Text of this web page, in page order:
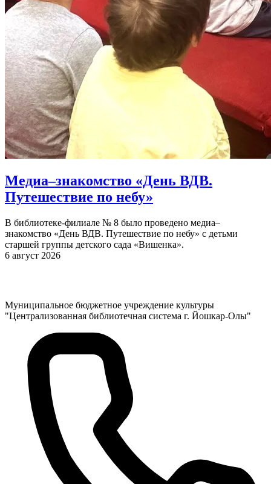
Медиа–знакомство «День ВДВ.
Путешествие по небу»
В библиотеке-филиале № 8 было проведено медиа–
знакомство «День ВДВ. Путешествие по небу» с детьми
старшей группы детского сада «Вишенка».
6 август 2026
Муниципальное бюджетное учреждение культуры
"Централизованная библиотечная система г. Йошкар-Олы"